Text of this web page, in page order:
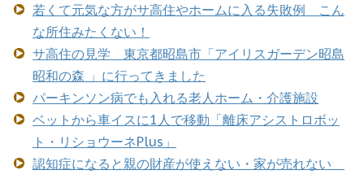
若くて元気な方がサ高住やホームに入る失敗例 こん
な所住みたくない！
サ高住の見学 東京都昭島市「アイリスガーデン昭島
昭和の森 」に行ってきました
パーキンソン病でも入れる老人ホーム・介護施設
ベットから車イスに1人で移動「離床アシストロボッ
ト・リショウーネPlus」
認知症になると親の財産が使えない・家が売れない